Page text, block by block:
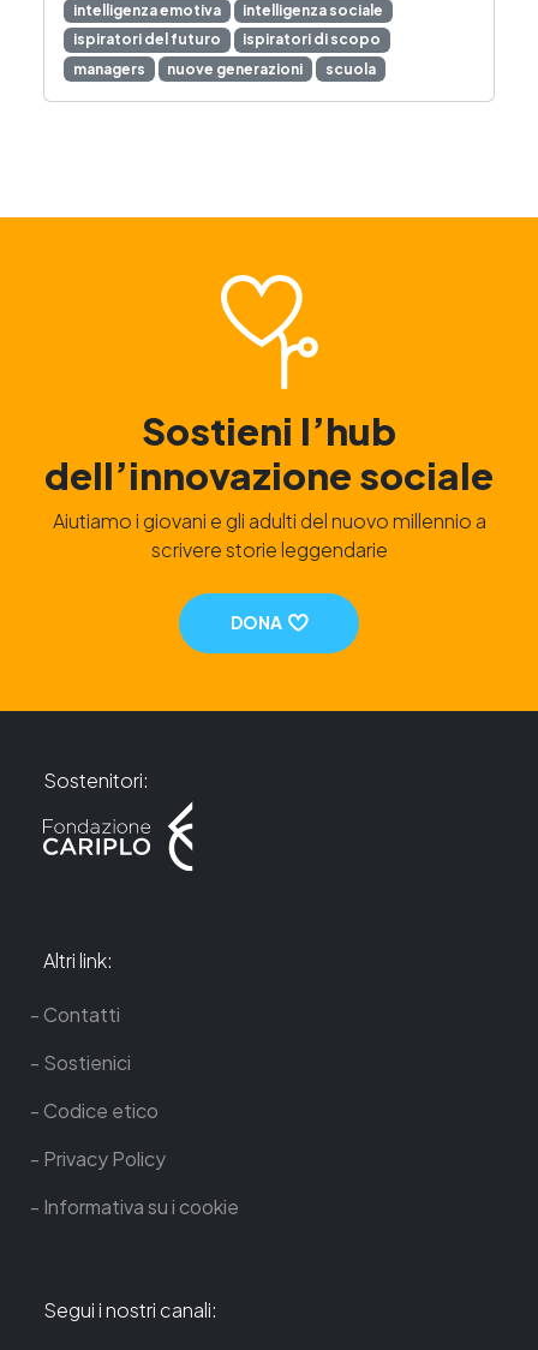
intelligenza emotiva
intelligenza sociale
ispiratori del futuro
ispiratori di scopo
managers
nuove generazioni scuola
Sostieni l’hub
dell’innovazione sociale
Aiutiamo i giovani e gli adulti del nuovo millennio a
scrivere storie leggendarie
DONA
Sostenitori:
Altri link:
Contatti
Sostienici
Codice etico
Privacy Policy
Informativa su i cookie
Segui i nostri canali: